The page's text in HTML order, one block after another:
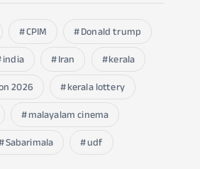
CPIM
Donald trump
india Iran
kerala
2026
kerala lottery
malayalam cinema
Sabarimala udf